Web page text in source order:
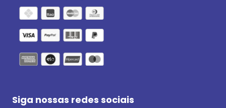
Siga nossas redes sociais